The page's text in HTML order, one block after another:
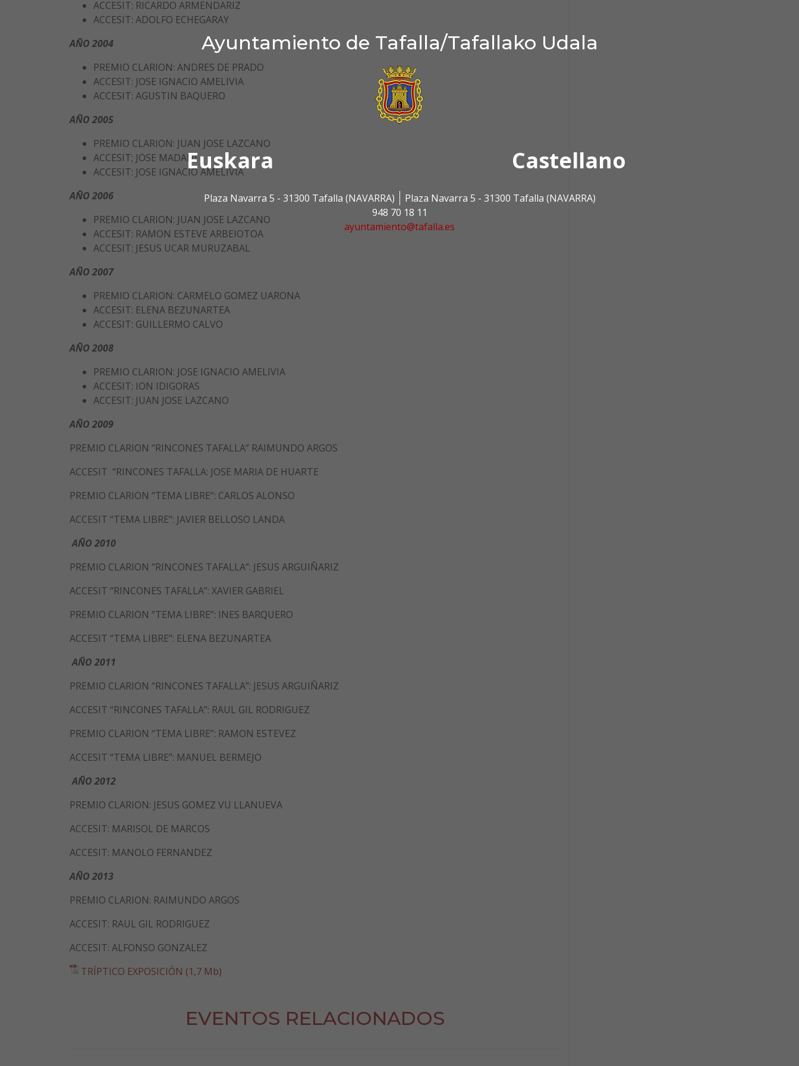
Ayuntamiento de Tafalla/Tafallako Udala
Euskara Castellano
Plaza Navarra 5 - 31300 Tafalla (NAVARRA)
Plaza Navarra 5 - 31300 Tafalla (NAVARRA)
948 70 18 11
ayuntamiento@tafalla.es
ACCESIT: RICARDO ARMENDARIZ
ACCESIT: ADOLFO ECHEGARAY
AÑO 2004
PREMIO CLARION: ANDRES DE PRADO
ACCESIT: JOSE IGNACIO AMELIVIA
ACCESIT: AGUSTIN BAQUERO
AÑO 2005
PREMIO CLARION: JUAN JOSE LAZCANO
ACCESIT; JOSE MADANI
ACCESIT: JOSE IGNACIO AMELIVIA
AÑO 2006
PREMIO CLARION: JUAN JOSE LAZCANO
ACCESIT: RAMON ESTEVE ARBEIOTOA
ACCESIT: JESUS UCAR MURUZABAL
AÑO 2007
PREMIO CLARION: CARMELO GOMEZ UARONA
ACCESIT: ELENA BEZUNARTEA
ACCESIT: GUILLERMO CALVO
AÑO 2008
PREMIO CLARION: JOSE IGNACIO AMELIVIA
ACCESIT: ION IDIGORAS
ACCESIT: JUAN JOSE LAZCANO
AÑO 2009
PREMIO CLARION “RINCONES TAFALLA” RAIMUNDO ARGOS
ACCESIT “RINCONES TAFALLA: JOSE MARIA DE HUARTE
PREMIO CLARION “TEMA LIBRE”: CARLOS ALONSO
ACCESIT “TEMA LIBRE”: JAVIER BELLOSO LANDA
AÑO 2010
PREMIO CLARION “RINCONES TAFALLA”: JESUS ARGUIÑARIZ
ACCESIT “RINCONES TAFALLA”: XAVIER GABRIEL
PREMIO CLARION “TEMA LIBRE”: INES BARQUERO
ACCESIT “TEMA LIBRE”: ELENA BEZUNARTEA
AÑO 2011
PREMIO CLARION “RINCONES TAFALLA”: JESUS ARGUIÑARIZ
ACCESIT “RINCONES TAFALLA”: RAUL GIL RODRIGUEZ
PREMIO CLARION “TEMA LIBRE”: RAMON ESTEVEZ
ACCESIT “TEMA LIBRE”: MANUEL BERMEJO
AÑO 2012
PREMIO CLARION: JESUS GOMEZ VU LLANUEVA
ACCESIT: MARISOL DE MARCOS
ACCESIT: MANOLO FERNANDEZ
AÑO 2013
PREMIO CLARION: RAIMUNDO ARGOS
ACCESIT: RAUL GIL RODRIGUEZ
ACCESIT: ALFONSO GONZALEZ
TRÍPTICO EXPOSICIÓN (1,7 Mb)
EVENTOS RELACIONADOS